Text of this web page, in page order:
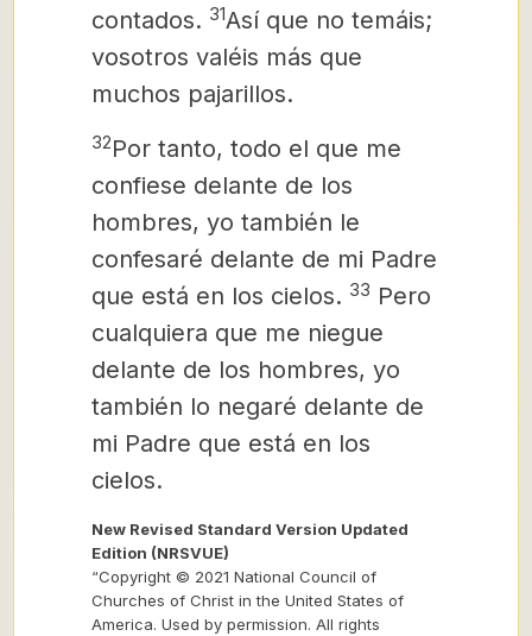
contados. 31Así que no temáis;
vosotros valéis más que
muchos pajarillos.
32Por tanto, todo el que me
confiese delante de los
hombres, yo también le
confesaré delante de mi Padre
que está en los cielos. 33 Pero
cualquiera que me niegue
delante de los hombres, yo
también lo negaré delante de
mi Padre que está en los
cielos.
New Revised Standard Version Updated
Edition (NRSVUE)
“Copyright © 2021 National Council of
Churches of Christ in the United States of
America. Used by permission. All rights